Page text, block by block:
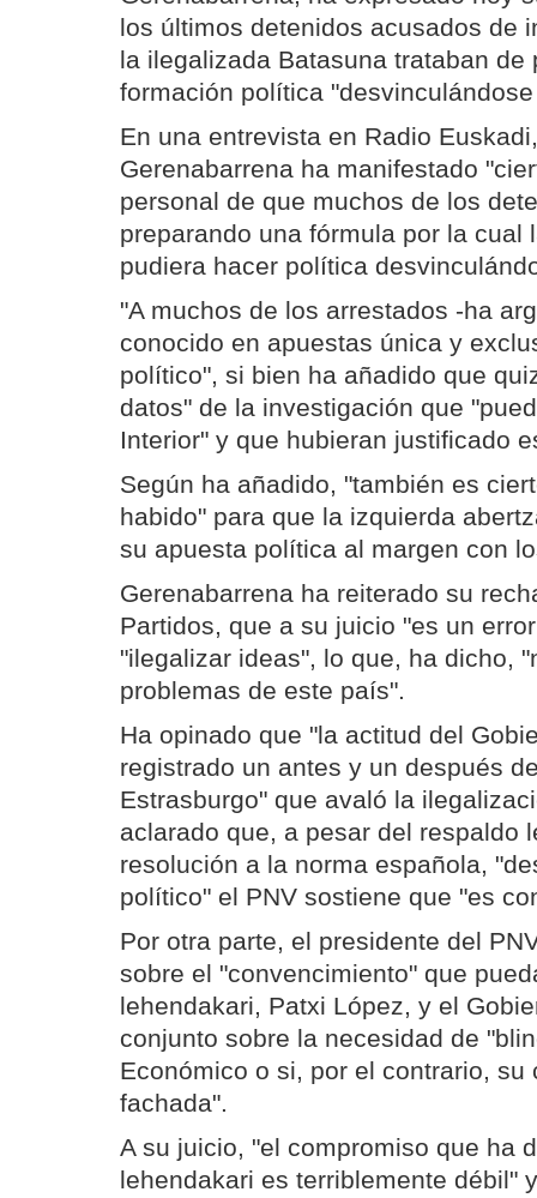
los últimos detenidos acusados de
la ilegalizada Batasuna trataban de
formación política "desvinculándose
En una entrevista en Radio
Gerenabarrena ha manifestado
personal de que muchos de los
preparando una fórmula por la cual
pudiera hacer política
"A muchos de los arrestados -ha
conocido en apuestas única y
político", si bien ha añadido que
datos" de la investigación que
Interior" y que hubieran justificado
Según ha añadido, "también es
habido" para que la izquierda
su apuesta política al margen con
Gerenabarrena ha reiterado su
Partidos, que a su juicio "es un
"ilegalizar ideas", lo que, ha dicho,
problemas de este país".
Ha opinado que "la actitud del
registrado un antes y un después
Estrasburgo" que avaló la
aclarado que, a pesar del respaldo
resolución a la norma española,
político" el PNV sostiene que "es
Por otra parte, el presidente del
sobre el "convencimiento" que
lehendakari, Patxi López, y el
conjunto sobre la necesidad de
Económico o si, por el contrario, su
fachada".
A su juicio, "el compromiso que ha
lehendakari es terriblemente débil"